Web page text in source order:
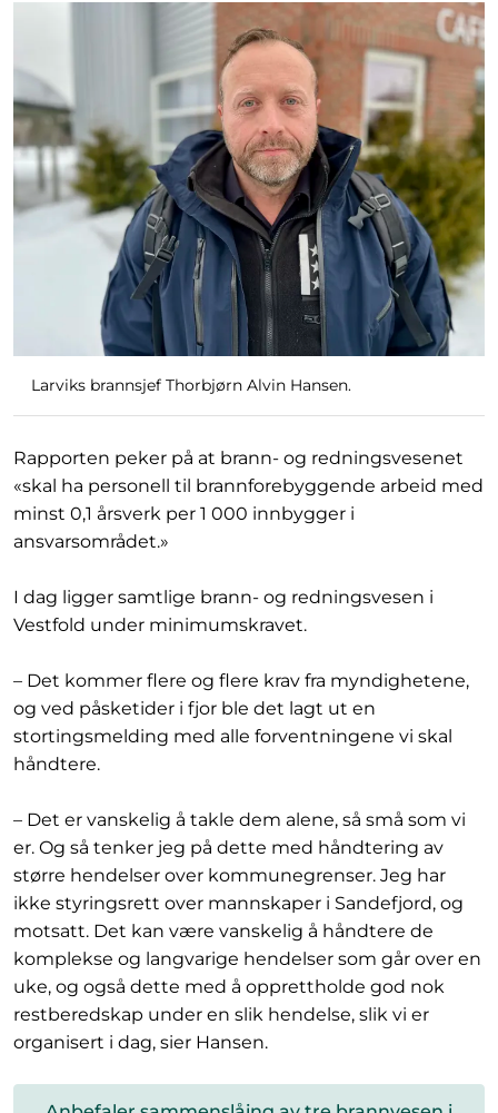
Larviks brannsjef Thorbjørn Alvin Hansen.
Rapporten peker på at brann- og redningsvesenet
«skal ha personell til brannforebyggende arbeid med
minst 0,1 årsverk per 1 000 innbygger i
ansvarsområdet.»
I dag ligger samtlige brann- og redningsvesen i
Vestfold under minimumskravet.
– Det kommer flere og flere krav fra myndighetene,
og ved påsketider i fjor ble det lagt ut en
stortingsmelding med alle forventningene vi skal
håndtere.
– Det er vanskelig å takle dem alene, så små som vi
er. Og så tenker jeg på dette med håndtering av
større hendelser over kommunegrenser. Jeg har
ikke styringsrett over mannskaper i Sandefjord, og
motsatt. Det kan være vanskelig å håndtere de
komplekse og langvarige hendelser som går over en
uke, og også dette med å opprettholde god nok
restberedskap under en slik hendelse, slik vi er
organisert i dag, sier Hansen.